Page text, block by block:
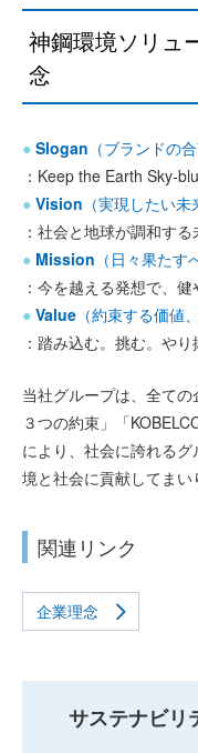
神鋼環境ソリ
念
Slogan （ブランドの合
Keep the Earth Sky-
Vision （実現したい未
社会と地球が調和する
Mission （日々果たす
今を越える発想で、健
Value （約束する価値
踏み込む。挑む。やり
当社グループは、全て
３つの約束」「
により、社会に誇れる
境と社会に貢献してまい
関連リンク
企業理念
サステナビリ